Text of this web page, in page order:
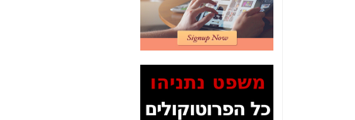
2" על תעלולי השר
משה כחלון -כאן
המשך חשיפת הבלוף
ששמו "מהפיכת
הסלולר" ואיך מסרסים
כאן